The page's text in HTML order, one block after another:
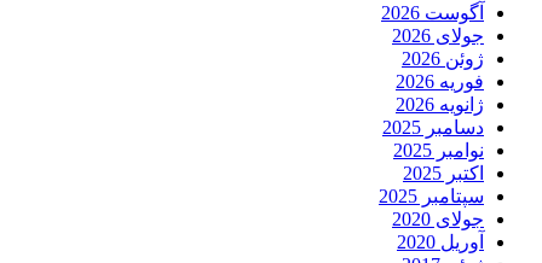
آگوست 2026
جولای 2026
ژوئن 2026
فوریه 2026
ژانویه 2026
دسامبر 2025
نوامبر 2025
اکتبر 2025
سپتامبر 2025
جولای 2020
آوریل 2020